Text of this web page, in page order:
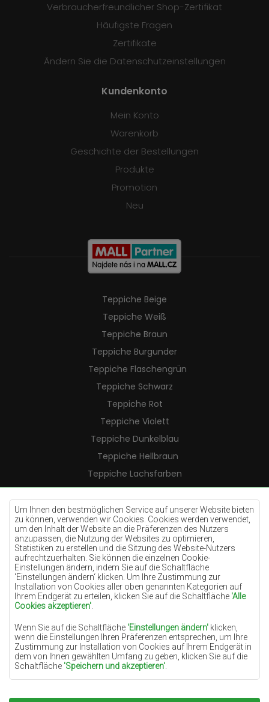
Um Ihnen den bestmöglichen Service auf unserer Website bieten
zu können, verwenden wir Cookies. Cookies werden verwendet,
um den Inhalt der Website an die Präferenzen des Nutzers
anzupassen, die Nutzung der Websites zu optimieren,
Statistiken zu erstellen und die Sitzung des Website-Nutzers
aufrechtzuerhalten. Sie können die einzelnen Cookie-
Einstellungen ändern, indem Sie auf die Schaltfläche
'Einstellungen ändern‘ klicken. Um Ihre Zustimmung zur
Installation von Cookies aller oben genannten Kategorien auf
Ihrem Endgerät zu erteilen, klicken Sie auf die Schaltfläche 'Alle
Cookies akzeptieren'
Wenn Sie auf die Schaltfläche 'Einstellungen ändern' klicken,
wenn die Einstellungen Ihren Präferenzen entsprechen, um Ihre
Zustimmung zur Installation von Cookies auf Ihrem Endgerät in
dem von Ihnen gewählten Umfang zu geben, klicken Sie auf die
Schaltfläche 'Speichern und akzeptieren'
Grundlage für die Verarbeitung das berechtigte Interesse des
Verbraucherfreundlicher Shop-Zertifikat
Häufigste Fragen
Zertifikate
Ändern Sie die Datenschutzeinstellungen
Kundenkonto
Mein Konto
Warenkorb
Geschichte der Bestellungen
Produkte
Promotion
Neu
Teppiche Beige
Teppiche Weiß
Teppiche Braun
Teppiche Burgunder
Teppiche Flaschengrün
Teppiche Schwarz
Teppiche Rot
Teppiche Violett
Teppiche Dunkelblau
Teppiche Hellbraun
Teppiche Lachsfarben
Teppiche Cremefarben
Teppiche Lilac
Teppiche Gelb
Teppiche Pfefferminz
Teppiche Blau
Teppiche Orange
Teppiche Rosa
Teppiche Terrakotte
Teppiche Grün
Teppiche Golden